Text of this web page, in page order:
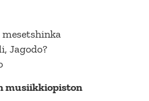
mesetshinka
Jagodo?
musiikkiopiston